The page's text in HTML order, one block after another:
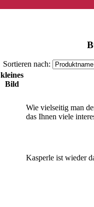
Sortieren nach:
kleines
Bild
Wie vielseitig man
das Ihnen viele
Kasperle ist wieder